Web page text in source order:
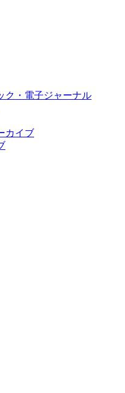
ク・電子ジャーナル
カイブ